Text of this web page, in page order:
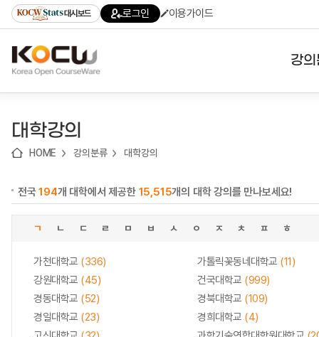
기
기
기
content)
가
대시보드 로그인 이용가이드
강
대학강의
HOME 강의분류 대학강의
전국194개 대학에서 제공한 15,515개의 대학 강의를 만나보세요!
ㄱ ㄴ ㄷ ㄹ ㅁ ㅂ ㅅ ㅇ ㅈ ㅊ ㅍ ㅎ
가천대학교 (336) 가톨릭꽃동네대학교 (11)
강원대학교 (45) 건국대학교 (999)
경동대학교 (52) 경북대학교 (109)
경일대학교 (23) 경희대학교 (4)